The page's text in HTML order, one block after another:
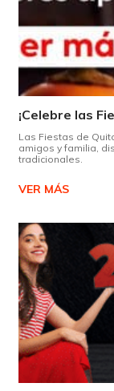
Las Fiestas de
amigos y familia,
tradicionales.
VER MÁS